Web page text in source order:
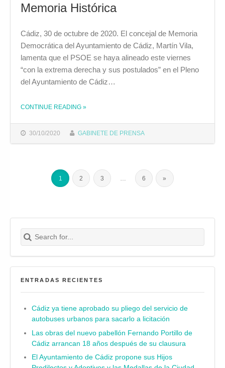
Memoria Histórica
30/10/2020 GABINETE DE PRENSA
Cádiz, 30 de octubre de 2020. El concejal de Memoria
Democrática del Ayuntamiento de Cádiz, Martín Vila,
lamenta que el PSOE se haya alineado este viernes
“con la extrema derecha y sus postulados” en el Pleno
del Ayuntamiento de Cádiz…
CONTINUE READING »
1 2 3 6 »
Search for:
Buscar
ENTRADAS RECIENTES
Cádiz ya tiene aprobado su pliego del servicio de
autobuses urbanos para sacarlo a licitación
Las obras del nuevo pabellón Fernando Portillo de
Cádiz arrancan 18 años después de su clausura
El Ayuntamiento de Cádiz propone sus Hijos